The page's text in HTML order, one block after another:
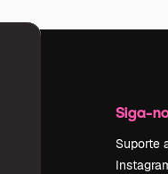
Siga-
Suporte